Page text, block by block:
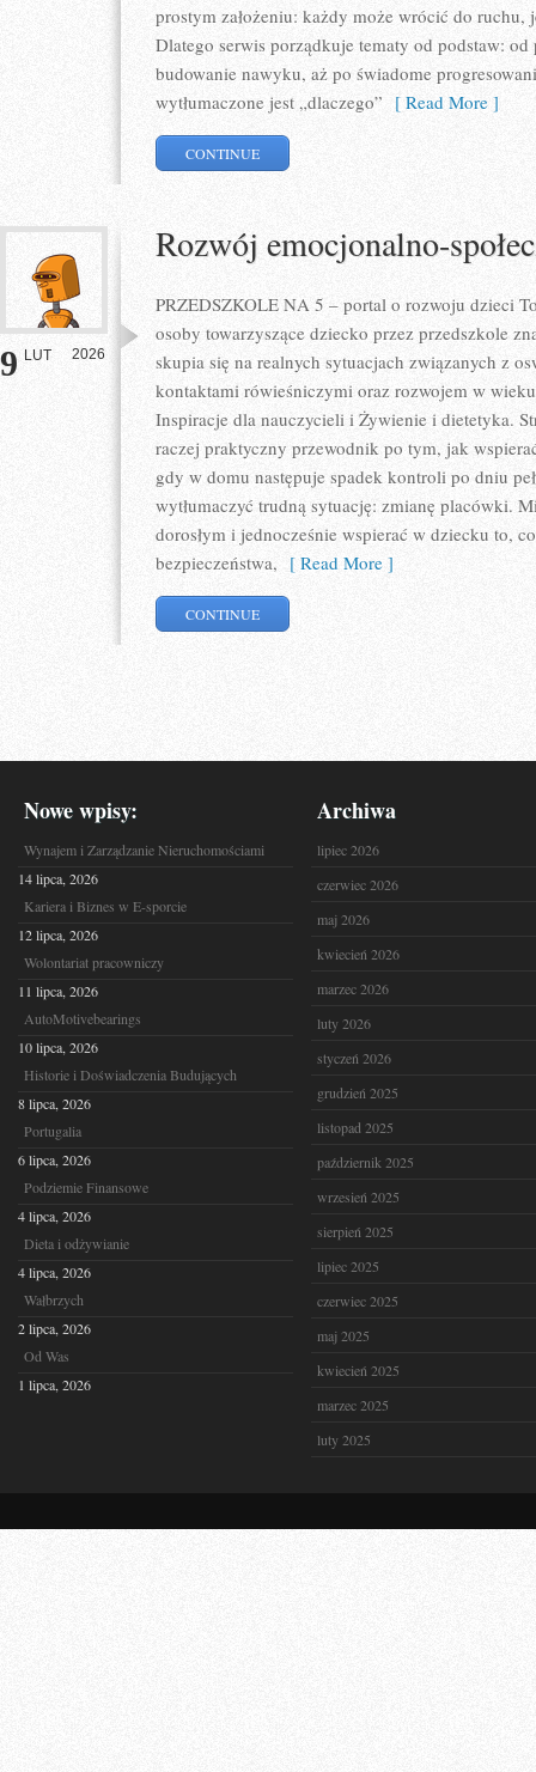
prostym założeniu: każdy może wrócić do ruchu,
Dlatego serwis porządkuje tematy od podstaw:
budowanie nawyku, aż po świadome
wytłumaczone jest „dlaczego” [ Read More ]
CONTINUE
9 LUT 2026
Rozwój emocjonalno-
PRZEDSZKOLE NA 5 – portal o rozwoju dzieci
osoby towarzyszące dziecko przez przedszkole
skupia się na realnych sytuacjach związanych z
kontaktami rówieśniczymi oraz rozwojem w
Inspiracje dla nauczycieli i Żywienie i dietetyka.
raczej praktyczny przewodnik po tym, jak
gdy w domu następuje spadek kontroli po dniu
wytłumaczyć trudną sytuację: zmianę placówki.
dorosłym i jednocześnie wspierać w dziecku to,
bezpieczeństwa, [ Read More ]
CONTINUE
Nowe wpisy:
Wynajem i Zarządzanie Nieruchomościami
14 lipca, 2026
Kariera i Biznes w E-sporcie
12 lipca, 2026
Wolontariat pracowniczy
11 lipca, 2026
AutoMotivebearings
10 lipca, 2026
Historie i Doświadczenia Budujących
8 lipca, 2026
Portugalia
6 lipca, 2026
Podziemie Finansowe
4 lipca, 2026
Dieta i odżywianie
4 lipca, 2026
Wałbrzych
2 lipca, 2026
Od Was
1 lipca, 2026
Archiwa
lipiec 2026
czerwiec 2026
maj 2026
kwiecień 2026
marzec 2026
luty 2026
styczeń 2026
grudzień 2025
listopad 2025
październik 2025
wrzesień 2025
sierpień 2025
lipiec 2025
czerwiec 2025
maj 2025
kwiecień 2025
marzec 2025
luty 2025